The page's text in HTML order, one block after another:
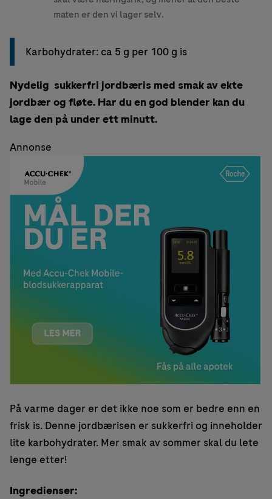
maten er den vi lager selv.
Karbohydrater: ca 5 g per 100 g is
Nydelig sukkerfri jordbæris med smak av ekte
jordbær og fløte. Har du en god blender kan du
lage den på under ett minutt.
Annonse
På varme dager er det ikke noe som er bedre enn en
frisk is. Denne jordbærisen er sukkerfri og inneholder
lite karbohydrater. Mer smak av sommer skal du lete
lenge etter!
Ingredienser: